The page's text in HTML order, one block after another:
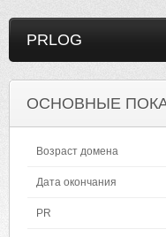
PRLOG
ОСНОВНЫЕ
Возраст домена
Дата окончания
PR